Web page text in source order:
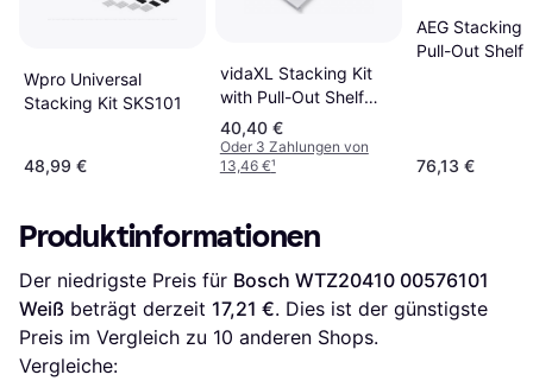
Wpro Universal
Stacking Kit SKS101
48,99 €
vidaXL Stacking Kit
with Pull-Out Shelf
50450
40,40 €
Oder 3 Zahlungen von
13,46 €¹
AEG Stacking
Pull-Out Shelf
76,13 €
Produktinformationen
Der niedrigste Preis für Bosch WTZ20410 00576101
Weiß beträgt derzeit 17,21 €. Dies ist der günstigste
Preis im Vergleich zu 10 anderen Shops.
Vergleiche: